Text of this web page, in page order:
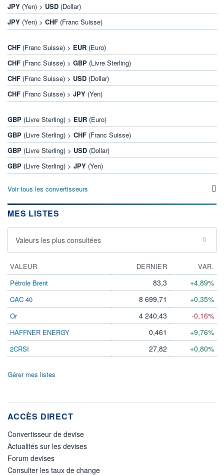
JPY (Yen) > USD (Dollar)
JPY (Yen) > CHF (Franc Suisse)
CHF (Franc Suisse) > EUR (Euro)
CHF (Franc Suisse) > GBP (Livre Sterling)
CHF (Franc Suisse) > USD (Dollar)
CHF (Franc Suisse) > JPY (Yen)
GBP (Livre Sterling) > EUR (Euro)
GBP (Livre Sterling) > CHF (Franc Suisse)
GBP (Livre Sterling) > USD (Dollar)
GBP (Livre Sterling) > JPY (Yen)
Voir tous les convertisseurs
MES LISTES
Valeurs les plus consultées
VALEUR DERNIER
VAR.
Pétrole Brent
83,3 +4,89%
CAC 40 8 699,71 +0,35%
Or 4 240,43 -0,16%
HAFFNER ENERGY 0,461 +9,76%
2CRSI 27,82 +0,80%
Gérer mes listes
ACCÈS DIRECT
Convertisseur de devise
Actualités sur les devises
Forum devises
Consulter les taux de change